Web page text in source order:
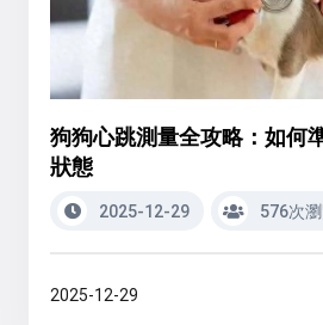
狗狗心跳測量全攻略：如何
狀態
2025-12-29 576次
2025-12-29